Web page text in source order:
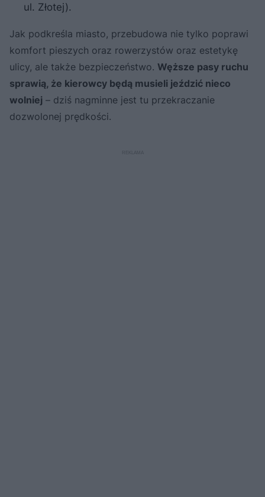
ul. Złotej).
Jak podkreśla miasto, przebudowa nie tylko poprawi
komfort pieszych oraz rowerzystów oraz estetykę
ulicy, ale także bezpieczeństwo. Węższe pasy ruchu
sprawią, że kierowcy będą musieli jeździć nieco
wolniej – dziś nagminne jest tu przekraczanie
dozwolonej prędkości.